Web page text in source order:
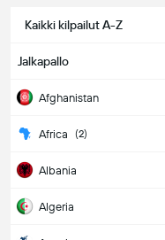
Kaikki kilpailut A-Z
Jalkapallo
Afghanistan
Africa (2)
Albania
Algeria